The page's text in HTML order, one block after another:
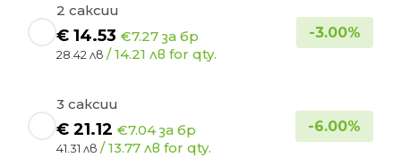
2 саксии
€ 14.53 €7.27 за бр
28.42 лв / 14.21 лв for qty.
-3.00%
3 саксии
€ 21.12 €7.04 за бр
41.31 лв / 13.77 лв for qty.
-6.00%